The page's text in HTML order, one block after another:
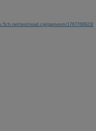
test/read.cgi/gamesm/1767768923/